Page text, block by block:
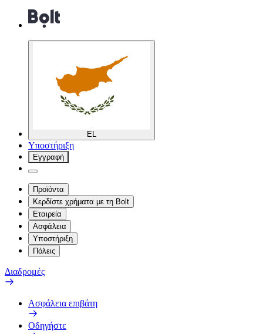
EL
Υποστήριξη
Εγγραφή
Προϊόντα
Κερδίστε χρήματα με τη Bolt
Εταιρεία
Ασφάλεια
Υποστήριξη
Πόλεις
Διαδρομές
Ασφάλεια επιβάτη
Οδηγήστε